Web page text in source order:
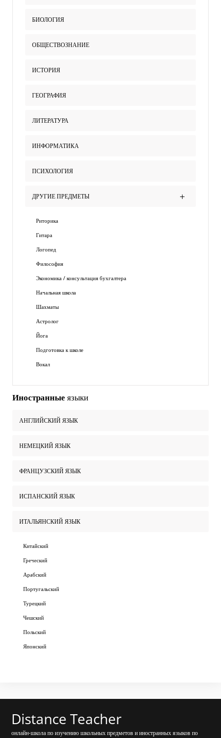
БИОЛОГИЯ
ОБЩЕСТВОЗНАНИЕ
ИСТОРИЯ
ГЕОГРАФИЯ
ЛИТЕРАТУРА
ИНФОРМАТИКА
ПСИХОЛОГИЯ
ДРУГИЕ ПРЕДМЕТЫ
Риторика
Гитара
Логопед
Философия
Экономика / консультация бухгалтера
Начальная школа
Шахматы
Астролог
Йога
Подготовка к школе
Вокал
Иностранные языки
АНГЛИЙСКИЙ ЯЗЫК
НЕМЕЦКИЙ ЯЗЫК
ФРАНЦУЗСКИЙ ЯЗЫК
ИСПАНСКИЙ ЯЗЫК
ИТАЛЬЯНСКИЙ ЯЗЫК
Китайский
Греческий
Арабский
Португальский
Турецкий
Чешский
Польский
Японский
Distance Teacher
онлайн-школа по изучению школьных предметов и иностранных языков по